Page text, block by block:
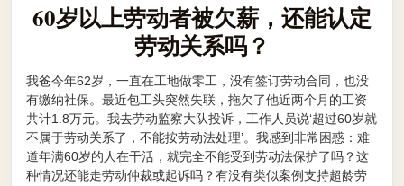
60岁以上劳动者被欠薪，还能认定
劳动关系吗？
我爸今年62岁，一直在工地做零工，没有签订劳动合同，也没
有缴纳社保。最近包工头突然失联，拖欠了他近两个月的工资
共计1.8万元。我去劳动监察大队投诉，工作人员说‘超过60岁就
不属于劳动关系了，不能按劳动法处理’。我感到非常困惑：难
道年满60岁的人在干活，就完全不能受到劳动法保护了吗？这
种情况还能走劳动仲裁或起诉吗？有没有类似案例支持超龄劳